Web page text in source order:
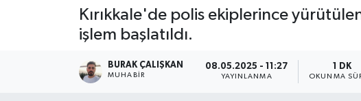
Kırıkkale'de polis ekiplerince
işlem başlatıldı.
BURAK ÇALIŞKAN
MUHABIR
08.05.2025 - 11:27
YAYINLANMA
1 DK
OKUNMA
Haber Arşivi